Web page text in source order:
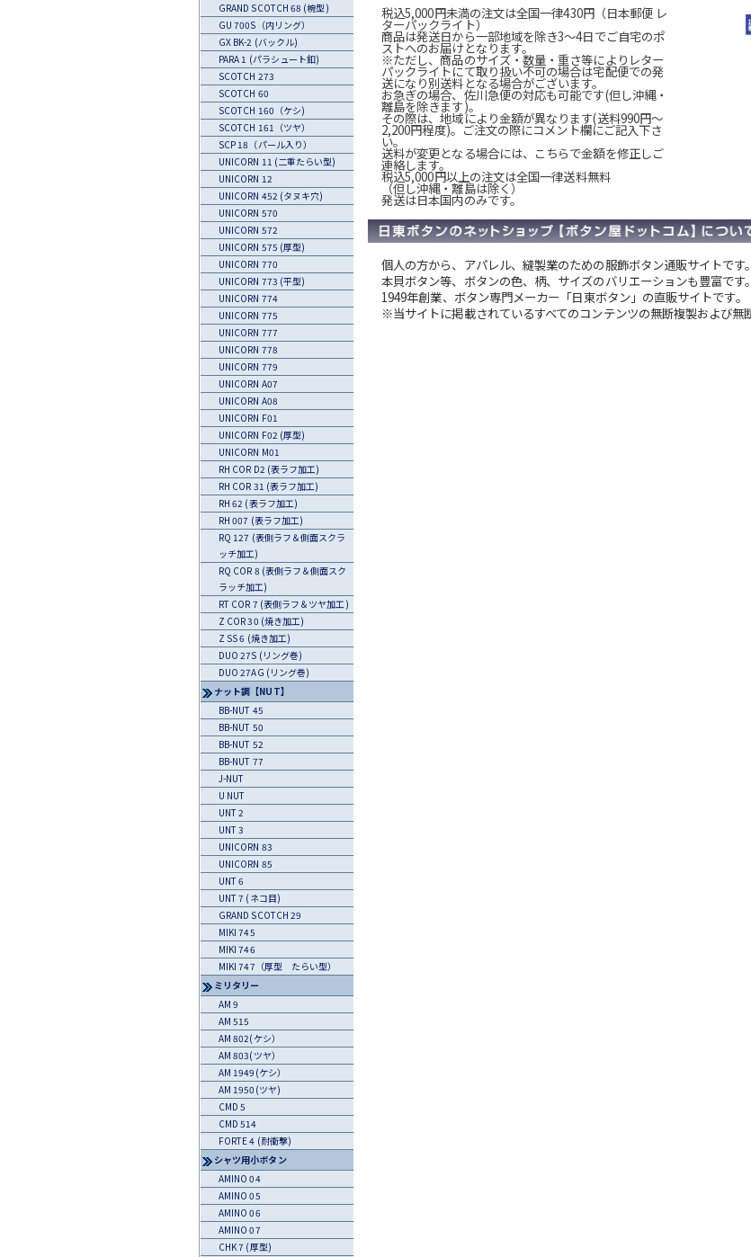
GRAND SCOTCH 68 (椀型)
GU 700S（内リング）
GX BK-2 (バックル)
PARA 1 (パラシュート釦)
SCOTCH 273
SCOTCH 60
SCOTCH 160（ケシ)
SCOTCH 161（ツヤ）
SCP 18（パール入り）
UNICORN 11 (二重たらい型)
UNICORN 12
UNICORN 452 (タヌキ穴)
UNICORN 570
UNICORN 572
UNICORN 575 (厚型)
UNICORN 770
UNICORN 773 (平型)
UNICORN 774
UNICORN 775
UNICORN 777
UNICORN 778
UNICORN 779
UNICORN A07
UNICORN A08
UNICORN F01
UNICORN F02 (厚型)
UNICORN M01
RH COR D2 (表ラフ加工)
RH COR 31 (表ラフ加工)
RH 62 (表ラフ加工)
RH 007 (表ラフ加工)
RQ 127 (表側ラフ＆側面スクラ
ッチ加工)
RQ COR 8 (表側ラフ＆側面スク
ラッチ加工)
RT COR 7 (表側ラフ＆ツヤ加工)
Z COR 30 (焼き加工)
Z SS 6 (焼き加工)
DUO 27S (リング巻)
DUO 27AG (リング巻)
ナット調【NUT】
BB-NUT 45
BB-NUT 50
BB-NUT 52
BB-NUT 77
J-NUT
U NUT
UNT 2
UNT 3
UNICORN 83
UNICORN 85
UNT 6
UNT 7 (ネコ目)
GRAND SCOTCH 29
MIKI 745
MIKI 746
MIKI 747（厚型 たらい型）
ミリタリー
AM 9
AM 515
AM 802(ケシ）
AM 803(ツヤ）
AM 1949(ケシ）
AM 1950(ツヤ)
CMD 5
CMD 514
FORTE 4 (耐衝撃)
シャツ用小ボタン
AMINO 04
AMINO 05
AMINO 06
AMINO 07
CHK 7 (厚型)
税込5,000円未満の注文は全国一律430円（日本郵便 レ
ターパックライト）
商品は発送日から一部地域を除き3～4日でご自宅のポ
ストへのお届けとなります。
※ただし、商品のサイズ・数量・重さ等によりレター
パックライトにて取り扱い不可の場合は宅配便での発
送になり別送料となる場合がございます。
お急ぎの場合、佐川急便の対応も可能です(但し沖縄・
離島を除きます)。
その際は、地域により金額が異なります(送料990円～
2,200円程度)。ご注文の際にコメント欄にご記入下さ
い。
送料が変更となる場合には、こちらで金額を修正しご
連絡します。
税込5,000円以上の注文は全国一律送料無料
（但し沖縄・離島は除く）
発送は日本国内のみです。
個人の方から、アパレル、縫製業のための服飾ボタン通販サイトです。
本貝ボタン等、ボタンの色、柄、サイズのバリエーションも豊富です。
1949年創業、ボタン専門メーカー「日東ボタン」の直販サイトです。
※当サイトに掲載されているすべてのコンテンツの無断複製および無